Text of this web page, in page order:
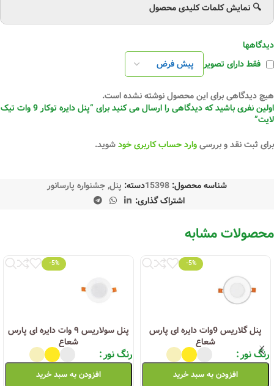
🔍 نمایش کلمات کلیدی محصول
دیدگاهها
فقط دارای تصویر
هیچ دیدگاهی برای این محصول نوشته نشده است.
اولین نفری باشید که دیدگاهی را ارسال می کنید برای “پنل دایره توکار 9 وات تیک
لایت”
برای ثبت نقد و بررسیوارد حساب کاربری خودشوید.
شناسه محصول: 15398دسته: پنل,جشنواره پارسانور
اشتراک گذاری:
محصولات مشابه
-5%
پنل گلاریس 9وات دایره ای پارس
شعاع
رنگ نور
افزودن به سبد خرید
-5%
پنل سولاریس ۹ وات دایره ای پارس
شعاع
رنگ نور
افزودن به سبد خرید